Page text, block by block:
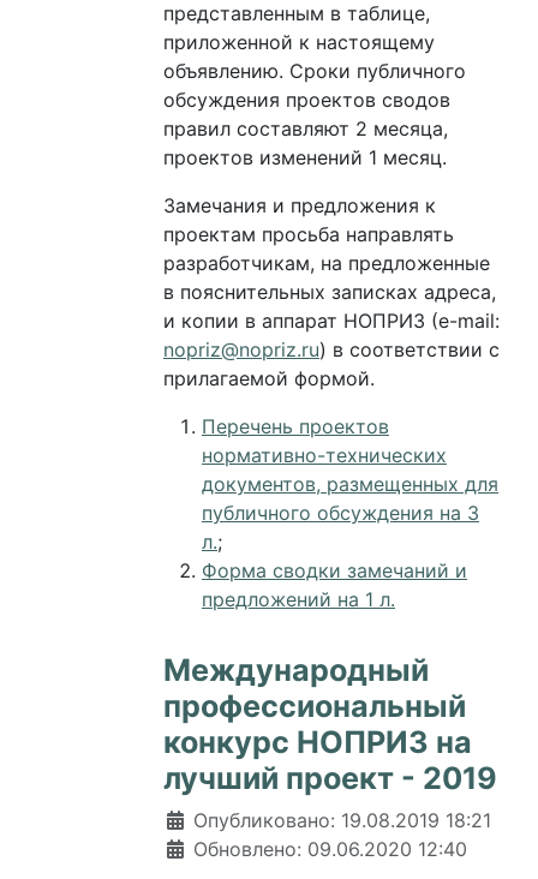
представленным в таблице,
приложенной к настоящему
объявлению. Сроки публичного
обсуждения проектов сводов
правил составляют 2 месяца,
проектов изменений 1 месяц.
Замечания и предложения к
проектам просьба направлять
разработчикам, на предложенные
в пояснительных записках адреса,
и копии в аппарат НОПРИЗ (e-mail:
nopriz@nopriz.ru) в соответствии с
прилагаемой формой.
Перечень проектов
нормативно-технических
документов, размещенных для
публичного обсуждения на 3
л.;
Форма сводки замечаний и
предложений на 1 л.
Международный
профессиональный
конкурс НОПРИЗ на
лучший проект - 2019
Информация о материале
Опубликовано: 19.08.2019 18:21
Обновлено: 09.06.2020 12:40